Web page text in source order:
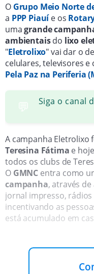
O Grupo Meio Norte
a PPP Piauí e os
umagrande
ambientaisdo lixo
"Eletrolixo"vai dar o
celulares, televisores
Pela Paz na Periferia
💬
Siga o canal
A campanha Eletrolixo
Teresina Fátima e
todos os clubs de
O GMNC entra como
campanha, através
jornal impresso,
incentivando as
está acumulado em